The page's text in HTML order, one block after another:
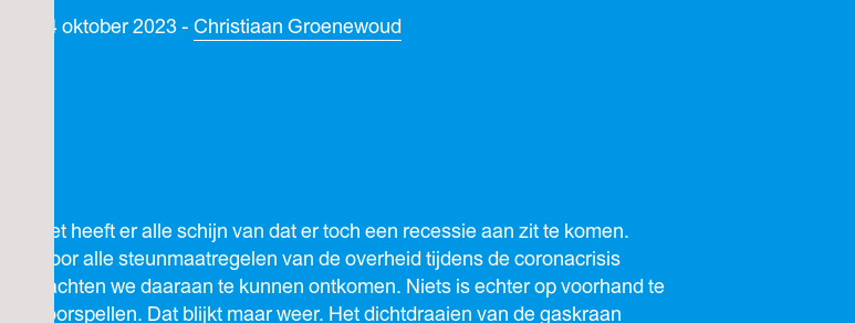
04 oktober 2023 -Christiaan Groenewoud
Het heeft er alle schijn van dat er toch een recessie aan zit te komen.
Door alle steunmaatregelen van de overheid tijdens de coronacrisis
dachten we daaraan te kunnen ontkomen. Niets is echter op voorhand te
voorspellen. Dat blijkt maar weer. Het dichtdraaien van de gaskraan